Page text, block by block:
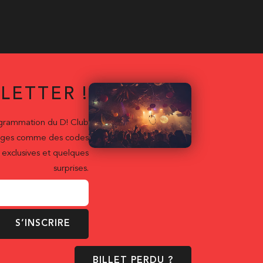
!
du D! Club
comme des codes
et quelques
surprises.
S’INSCRIRE
BILLET PERDU ?